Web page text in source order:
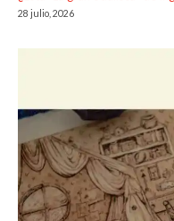
28 julio, 2026